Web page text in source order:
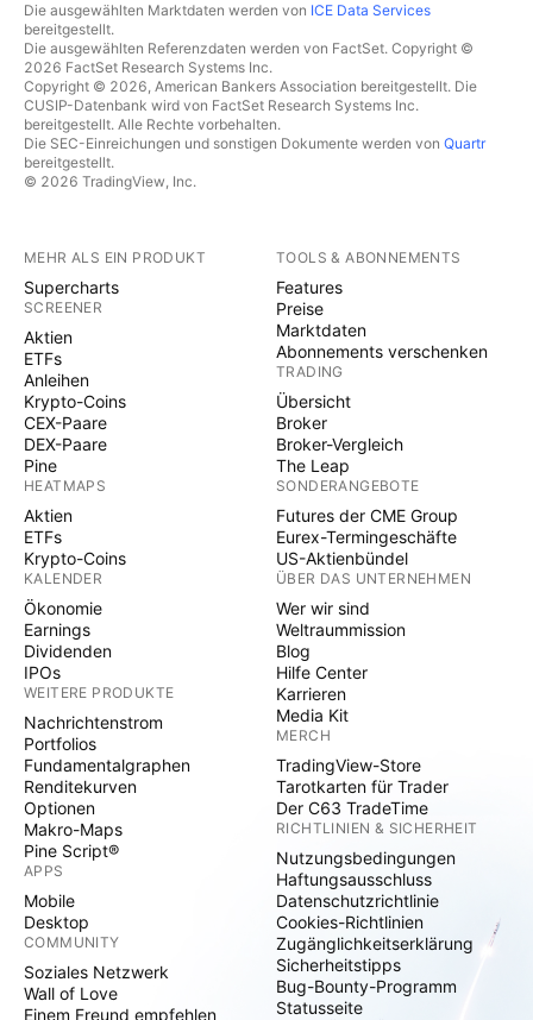
Die ausgewählten Marktdaten werden von ICE Data Services
bereitgestellt.
Die ausgewählten Referenzdaten werden von FactSet. Copyright ©
2026 FactSet Research Systems Inc.
Copyright © 2026, American Bankers Association bereitgestellt. Die
CUSIP-Datenbank wird von FactSet Research Systems Inc.
bereitgestellt. Alle Rechte vorbehalten.
Die SEC-Einreichungen und sonstigen Dokumente werden von Quartr
bereitgestellt.
© 2026 TradingView, Inc.
MEHR ALS EIN PRODUKT
Supercharts
SCREENER
Aktien
ETFs
Anleihen
Krypto-Coins
CEX-Paare
DEX-Paare
Pine
HEATMAPS
Aktien
ETFs
Krypto-Coins
KALENDER
Ökonomie
Earnings
Dividenden
IPOs
WEITERE PRODUKTE
Nachrichtenstrom
Portfolios
Fundamentalgraphen
Renditekurven
Optionen
Makro-Maps
Pine Script®
APPS
Mobile
Desktop
COMMUNITY
Soziales Netzwerk
Wall of Love
Einem Freund empfehlen
TOOLS & ABONNEMENTS
Features
Preise
Marktdaten
Abonnements verschenken
TRADING
Übersicht
Broker
Broker-Vergleich
The Leap
SONDERANGEBOTE
Futures der CME Group
Eurex-Termingeschäfte
US-Aktienbündel
ÜBER DAS UNTERNEHMEN
Wer wir sind
Weltraummission
Blog
Hilfe Center
Karrieren
Media Kit
MERCH
TradingView-Store
Tarotkarten für Trader
Der C63 TradeTime
RICHTLINIEN & SICHERHEIT
Nutzungsbedingungen
Haftungsausschluss
Datenschutzrichtlinie
Cookies-Richtlinien
Zugänglichkeitserklärung
Sicherheitstipps
Bug-Bounty-Programm
Statusseite